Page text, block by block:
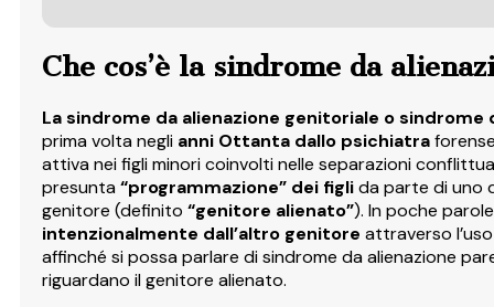
Che cos’è la sindrome da
La sindrome da alienazione genitoriale o sindrome
prima volta negli anni Ottanta dallo psichiatra
attiva nei figli minori coinvolti nelle separazioni
presunta“programmazione” dei figlida parte di uno
genitore (definito “genitore alienato”). In poche
intenzionalmente dall’altro genitore attraverso
affinché si possa parlare di sindrome da alienazione
riguardano il genitore alienato.